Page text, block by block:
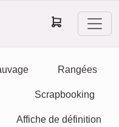
Rangées
Scrapbooking
Affiche de définition